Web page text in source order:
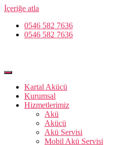
İçeriğe atla
0546 582 7636
0546 582 7636
Kartal Akücü
Kurumsal
Hizmetlerimiz
Akü
Akücü
Akü Servisi
Mobil Akü Servisi